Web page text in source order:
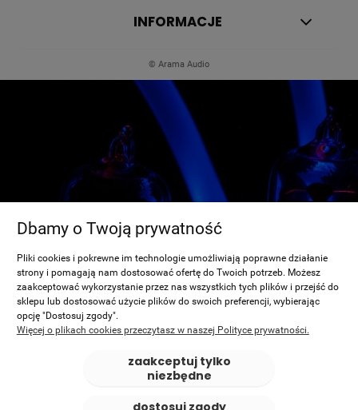
INFORMACJE
© Arama Audio
Dbamy o Twoją prywatność
Pliki cookies i pokrewne im technologie umożliwiają poprawne działanie
strony i pomagają nam dostosować ofertę do Twoich potrzeb. Możesz
zaakceptować wykorzystanie przez nas wszystkich tych plików i przejść do
sklepu lub dostosować użycie plików do swoich preferencji, wybierając
opcję "Dostosuj zgody".
Więcej o plikach cookies przeczytasz w naszej Polityce prywatności.
zaakceptuj tylko
niezbędne